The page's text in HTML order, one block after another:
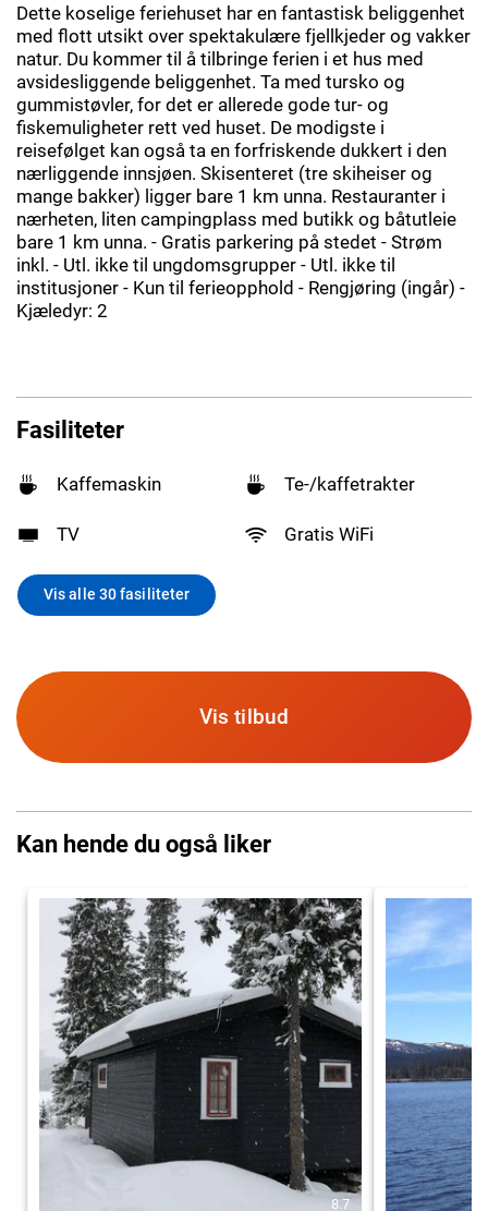
Dette koselige feriehuset har en fantastisk beliggenhet
med flott utsikt over spektakulære fjellkjeder og vakker
natur. Du kommer til å tilbringe ferien i et hus med
avsidesliggende beliggenhet. Ta med tursko og
gummistøvler, for det er allerede gode tur- og
fiskemuligheter rett ved huset. De modigste i
reisefølget kan også ta en forfriskende dukkert i den
nærliggende innsjøen. Skisenteret (tre skiheiser og
mange bakker) ligger bare 1 km unna. Restauranter i
nærheten, liten campingplass med butikk og båtutleie
bare 1 km unna. - Gratis parkering på stedet - Strøm
inkl. - Utl. ikke til ungdomsgrupper - Utl. ikke til
institusjoner - Kun til ferieopphold - Rengjøring (ingår) -
Kjæledyr: 2
Fasiliteter
Kaffemaskin Te-/kaffetrakter
TV Gratis WiFi
Vis alle 30 fasiliteter
Vis tilbud
Kan hende du også liker
8.7